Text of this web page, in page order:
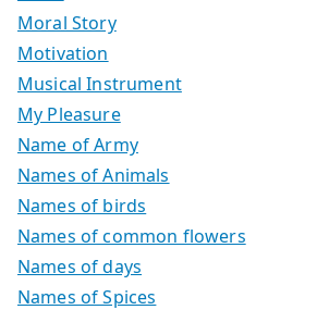
Moral Story
Motivation
Musical Instrument
My Pleasure
Name of Army
Names of Animals
Names of birds
Names of common flowers
Names of days
Names of Spices